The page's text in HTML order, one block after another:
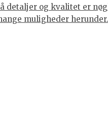
og kvalitet er
muligheder herunder.